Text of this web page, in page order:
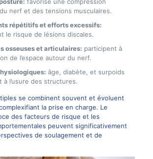
nerf et des tensions musculaires.
répétitifs et efforts excessifs:
le risque de lésions discales.
osseuses et articulaires: participent à
de l’espace autour du nerf.
âge, diabète, et surpoids
à l’usure des structures.
se combinent souvent et évoluent
la prise en charge. Le
des facteurs de risque et les
peuvent significativement
de soulagement et de